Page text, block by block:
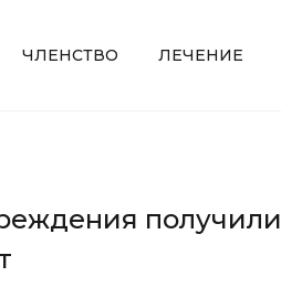
ЧЛЕНСТВО ЛЕЧЕНИЕ
получили